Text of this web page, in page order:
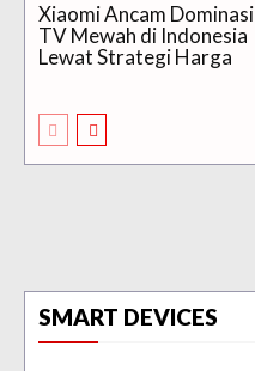
Xiaomi Ancam Dominasi
TV Mewah di Indonesia
Lewat Strategi Harga
SMART DEVICES